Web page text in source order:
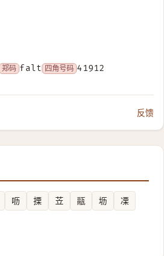
郑码 falt 四角号码 41912
反馈
呖 搮 苙 䰛 坜
凓